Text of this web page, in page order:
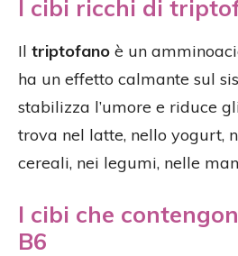
I cibi ricchi di
Il triptofano è un
ha un effetto calmante sul
stabilizza l’umore e riduce
trova nel latte, nello yogurt,
cereali, nei legumi, nelle
I cibi che
B6